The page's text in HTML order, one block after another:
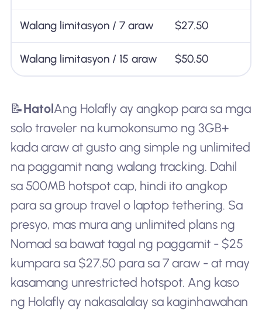
Walang limitasyon / 7 araw $27.50
Walang limitasyon / 15 araw $50.50
📝Hatol Ang Holafly ay angkop para sa mga
solo traveler na kumokonsumo ng 3GB+
kada araw at gusto ang simple ng unlimited
na paggamit nang walang tracking. Dahil
sa 500MB hotspot cap, hindi ito angkop
para sa group travel o laptop tethering. Sa
presyo, mas mura ang unlimited plans ng
Nomad sa bawat tagal ng paggamit - $25
kumpara sa $27.50 para sa 7 araw - at may
kasamang unrestricted hotspot. Ang kaso
ng Holafly ay nakasalalay sa kaginhawahan